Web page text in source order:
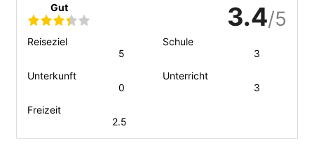
Gut 3.4/5
Reiseziel
5
Schule
3
Unterkunft
0
Unterricht
3
Freizeit
2.5